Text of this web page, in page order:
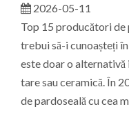
2026-05-11
Top 15 producători de
trebui să-i cunoașteți
este doar o alternativă
tare sau ceramică. În
de pardoseală cu cea